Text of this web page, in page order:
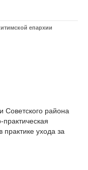
епархии
района
ухода за